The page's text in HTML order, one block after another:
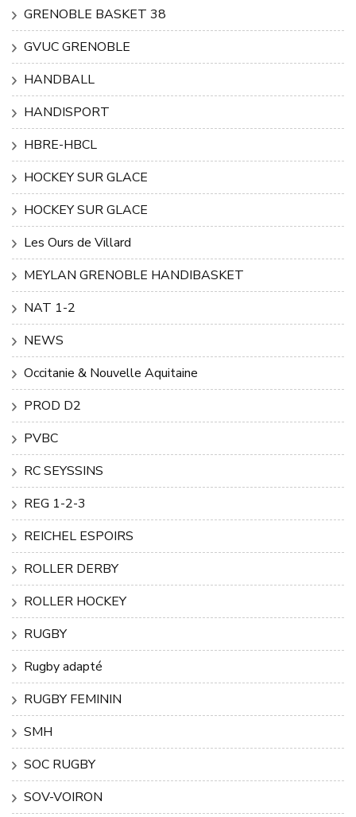
GRENOBLE BASKET 38
GVUC GRENOBLE
HANDBALL
HANDISPORT
HBRE-HBCL
HOCKEY SUR GLACE
HOCKEY SUR GLACE
Les Ours de Villard
MEYLAN GRENOBLE HANDIBASKET
NAT 1-2
NEWS
Occitanie & Nouvelle Aquitaine
PROD D2
PVBC
RC SEYSSINS
REG 1-2-3
REICHEL ESPOIRS
ROLLER DERBY
ROLLER HOCKEY
RUGBY
Rugby adapté
RUGBY FEMININ
SMH
SOC RUGBY
SOV-VOIRON